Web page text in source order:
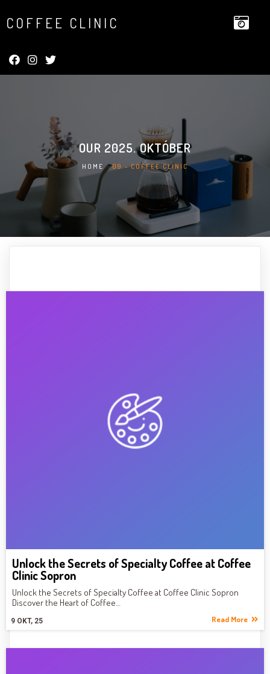
COFFEE CLINIC
OUR 2025. OKTÓBER
HOME »09 - COFFEE CLINIC
Unlock the Secrets of Specialty Coffee at Coffee
Clinic Sopron
9 OKT, 25
Unlock the Secrets of Specialty Coffee at Coffee Clinic Sopron
Discover the Heart of Coffee…
Read More